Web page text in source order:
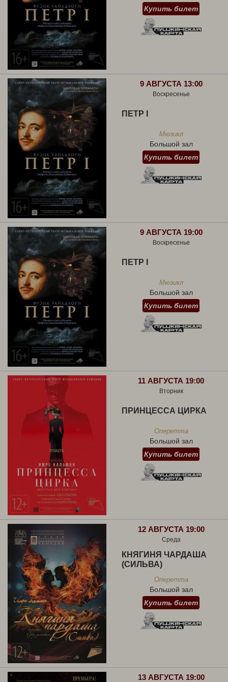
Купить билет
9 АВГУСТА 13:00
Воскресенье
ПЕТР I
Мюзикл
Большой зал
Купить билет
9 АВГУСТА 19:00
Воскресенье
ПЕТР I
Мюзикл
Большой зал
Купить билет
11 АВГУСТА 19:00
Вторник
ПРИНЦЕССА ЦИРКА
Оперетта
Большой зал
Купить билет
12 АВГУСТА 19:00
Среда
КНЯГИНЯ ЧАРДАША
(СИЛЬВА)
Оперетта
Большой зал
Купить билет
13 АВГУСТА 19:00